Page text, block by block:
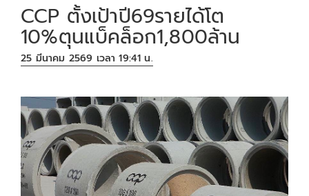
CCP ตั้งเป้าปี69รายได้โต
10%ตุนแบ็คล็อก1,800ล้าน
25 มีนาคม 2569 เวลา 19:41 น.